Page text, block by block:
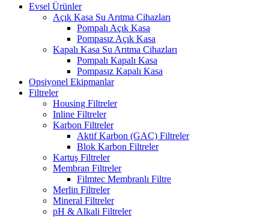
Evsel Ürünler
Açık Kasa Su Arıtma Cihazları
Pompalı Açık Kasa
Pompasız Açık Kasa
Kapalı Kasa Su Arıtma Cihazları
Pompalı Kapalı Kasa
Pompasız Kapalı Kasa
Opsiyonel Ekipmanlar
Filtreler
Housing Filtreler
Inline Filtreler
Karbon Filtreler
Aktif Karbon (GAC) Filtreler
Blok Karbon Filtreler
Kartuş Filtreler
Membran Filtreler
Filmtec Membranlı Filtre
Merlin Filtreler
Mineral Filtreler
pH & Alkali Filtreler